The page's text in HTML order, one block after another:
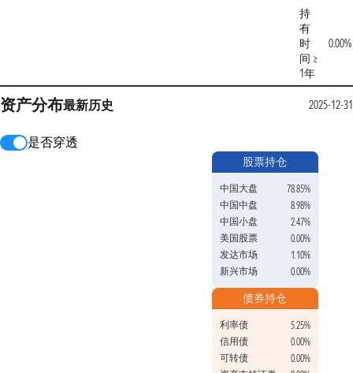
持
有
时
间 ≥
1年
0.00%
资产分布最新历史 2025-12-31
是否穿透
股票持仓
中国大盘
78.85%
中国中盘
8.98%
中国小盘
2.47%
美国股票
0.00%
发达市场
1.10%
新兴市场
0.00%
债券持仓
利率债
5.25%
信用债
0.00%
可转债
0.00%